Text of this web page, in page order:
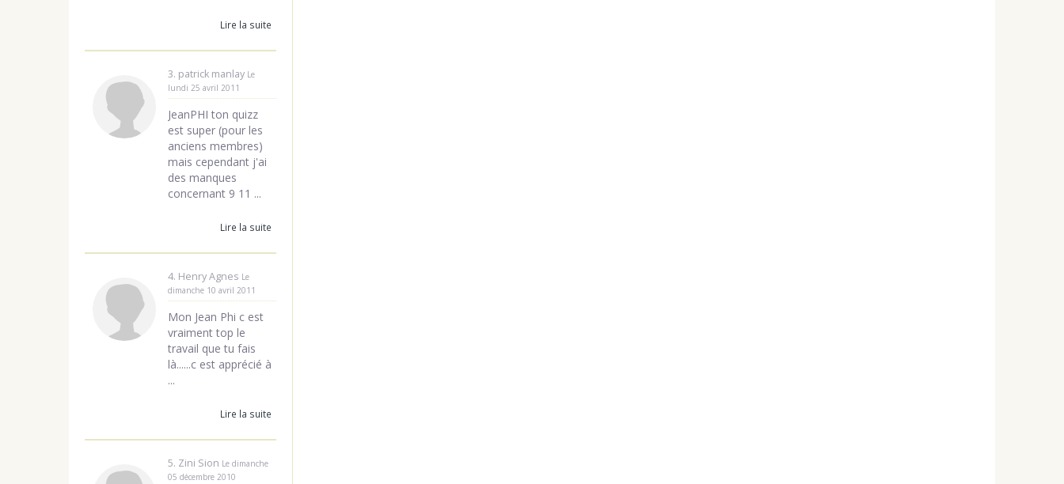
Lire la suite
3. patrick manlay Le
lundi 25 avril 2011
JeanPHI ton quizz
est super (pour les
anciens membres)
mais cependant j'ai
des manques
concernant 9 11 ...
Lire la suite
4. Henry Agnes Le
dimanche 10 avril 2011
Mon Jean Phi c est
vraiment top le
travail que tu fais
là......c est apprécié à
...
Lire la suite
5. Zini Sion Le dimanche
05 décembre 2010